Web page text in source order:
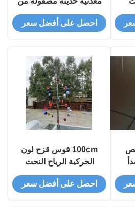
الفولاذ المقاوم للصدأ
احصل على أفضل سعر
100cm قوس قزح لون
الحركية الرياح النحت
الفولاذ المقاوم للصدأ
رسمت الانتهاء
احصل على أفضل سعر